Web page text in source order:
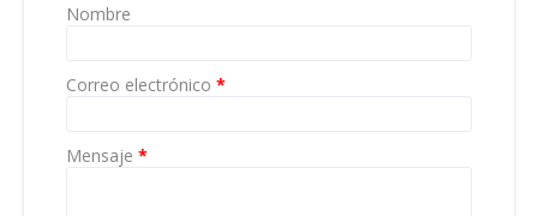
Nombre
Correo electrónico *
Mensaje *